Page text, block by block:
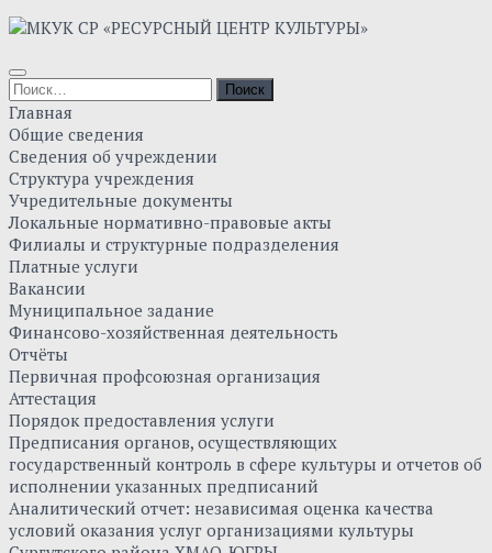
Главная
Общие сведения
Сведения об учреждении
Структура учреждения
Учредительные документы
Локальные нормативно-правовые акты
Филиалы и структурные подразделения
Платные услуги
Вакансии
Муниципальное задание
Финансово-хозяйственная деятельность
Отчёты
Первичная профсоюзная организация
Аттестация
Порядок предоставления услуги
Предписания органов, осуществляющих
государственный контроль в сфере культуры и отчетов об
исполнении указанных предписаний
Аналитический отчет: независимая оценка качества
условий оказания услуг организациями культуры